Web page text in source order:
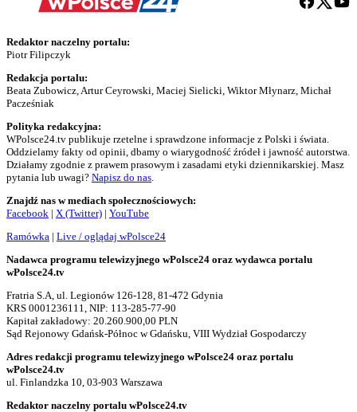
Redaktor naczelny portalu:
Piotr Filipczyk
Redakcja portalu:
Beata Zubowicz, Artur Ceyrowski, Maciej Sielicki, Wiktor Młynarz, Michał
Pacześniak
Polityka redakcyjna:
WPolsce24.tv publikuje rzetelne i sprawdzone informacje z Polski i świata.
Oddzielamy fakty od opinii, dbamy o wiarygodność źródeł i jawność autorstwa.
Działamy zgodnie z prawem prasowym i zasadami etyki dziennikarskiej. Masz
pytania lub uwagi? Napisz do nas.
Znajdź nas w mediach społecznościowych:
Facebook | X (Twitter) | YouTube
Ramówka | Live / oglądaj wPolsce24
Nadawca programu telewizyjnego wPolsce24 oraz wydawca portalu
wPolsce24.tv
Fratria S.A, ul. Legionów 126-128, 81-472 Gdynia
KRS 0001236111, NIP: 113-285-77-90
Kapitał zakładowy: 20.260.900,00 PLN
Sąd Rejonowy Gdańsk-Północ w Gdańsku, VIII Wydział Gospodarczy
Adres redakcji programu telewizyjnego wPolsce24 oraz portalu
wPolsce24.tv
ul. Finlandzka 10, 03-903 Warszawa
Redaktor naczelny portalu wPolsce24.tv